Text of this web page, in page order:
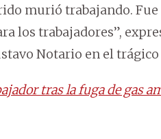
murió trabajando.
los trabajadores”,
Notario en el trágico
tras la fuga de gas